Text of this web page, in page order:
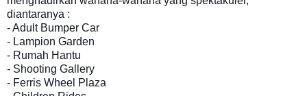
diantaranya :
- Adult Bumper Car
- Lampion Garden
- Rumah Hantu
- Shooting Gallery
- Ferris Wheel Plaza